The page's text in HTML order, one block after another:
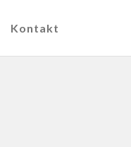
Kontakt